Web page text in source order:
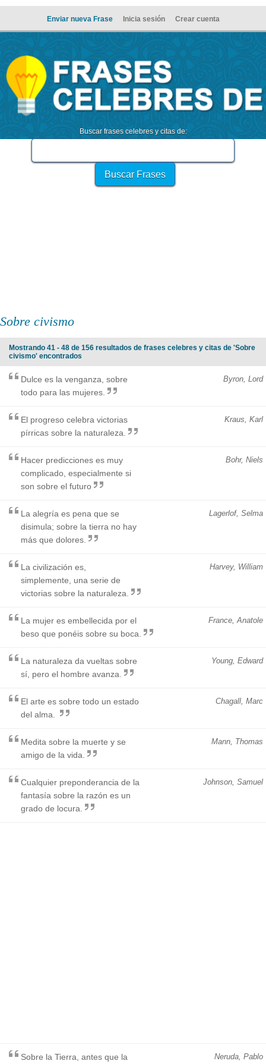
Enviar nueva Frase Inicia sesión Crear cuenta
Buscar frases celebres y citas de:
Sobre civismo
Mostrando 41 - 48 de 156 resultados de frases celebres y citas de 'Sobre
civismo' encontrados
Byron, Lord
Dulce es la venganza, sobre
todo para las mujeres.
Kraus, Karl
El progreso celebra victorias
pírricas sobre la naturaleza.
Bohr, Niels
Hacer predicciones es muy
complicado, especialmente si
son sobre el futuro
Lagerlof, Selma
La alegría es pena que se
disimula; sobre la tierra no hay
más que dolores.
Harvey, William
La civilización es,
simplemente, una serie de
victorias sobre la naturaleza.
France, Anatole
La mujer es embellecida por el
beso que ponéis sobre su boca.
Young, Edward
La naturaleza da vueltas sobre
sí, pero el hombre avanza.
Chagall, Marc
El arte es sobre todo un estado
del alma.
Mann, Thomas
Medita sobre la muerte y se
amigo de la vida.
Johnson, Samuel
Cualquier preponderancia de la
fantasía sobre la razón es un
grado de locura.
Neruda, Pablo
Sobre la Tierra, antes que la